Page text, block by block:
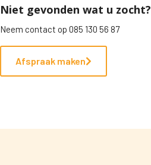
Niet gevonden wat u zocht?
Neem contact op 085 130 56 87
Afspraak maken